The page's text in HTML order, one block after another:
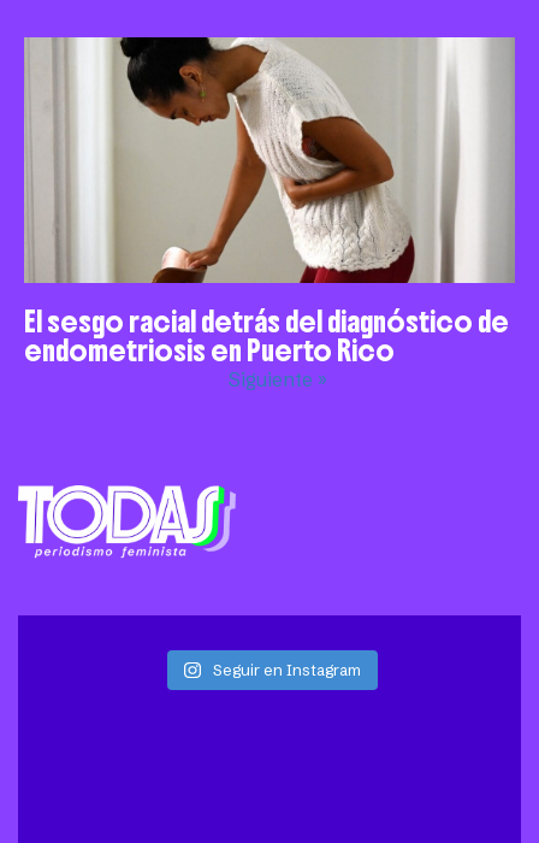
El sesgo racial detrás del diagnóstico de
endometriosis en Puerto Rico
Siguiente »
Seguir en Instagram